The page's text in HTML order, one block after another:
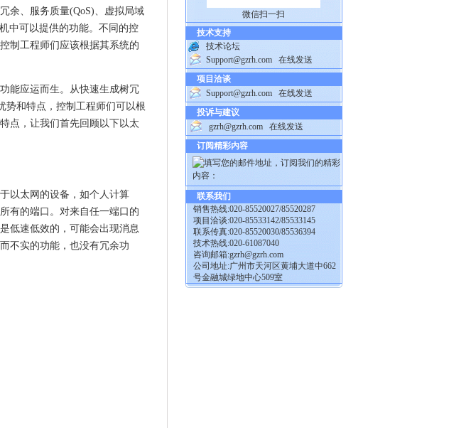
余、服务质量(QoS)、虚拟局域
中可以提供的功能。不同的控
制工程师们应该根据其系统的
能应运而生。从快速生成树冗
势和特点，控制工程师们可以根
点，让我们首先回顾以下以太
以太网的设备，如个人计算
有的端口。对来自任一端口的
低速低效的，可能会出现消息
不实的功能，也没有冗余功
微信扫一扫
技术支持
技术论坛
Support@gzrh.com
在线发送
项目洽谈
Support@gzrh.com
在线发送
投诉与建议
gzrh@gzrh.com
在线发送
订阅精彩内容
联系我们
销售热线:020-85520027/85520287
项目洽谈:020-85533142/85533145
联系传真:020-85520030/85536394
技术热线:020-61087040
咨询邮箱:gzrh@gzrh.com
公司地址:广州市天河区黄埔大道中662
号金融城绿地中心509室